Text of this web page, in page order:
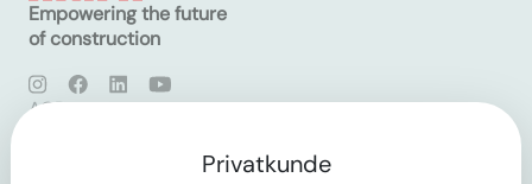
Empowering the future
of construction
AGB
Privatkunde